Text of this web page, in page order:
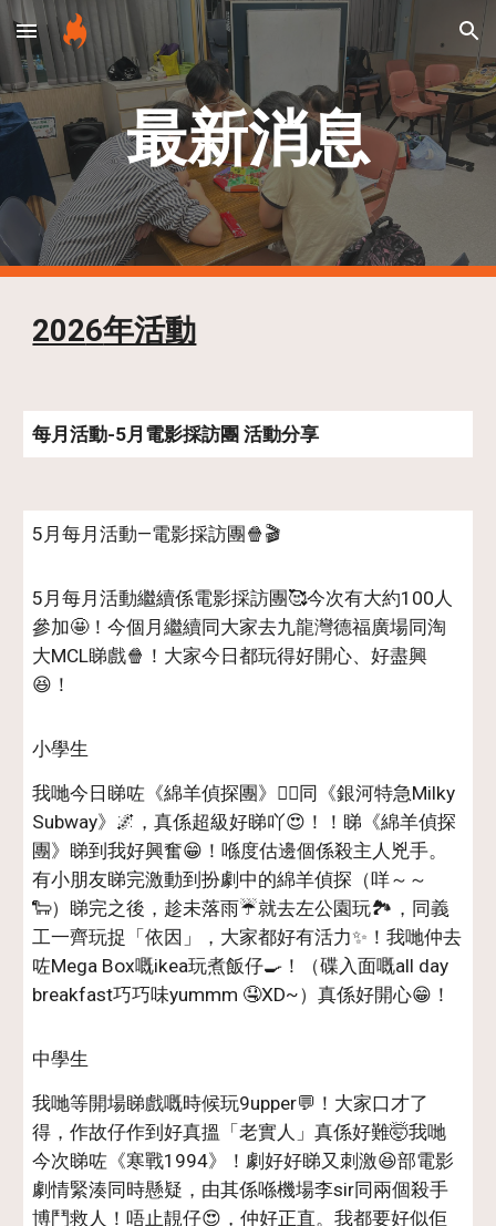
Skip to main content Skip to navigation
最新消息
2026年活動
每月活動-5月電影採訪團 活動分享
5月每月活動—電影採訪團🍿🎬
5月每月活動繼續係電影採訪團🥰今次有大約100人
參加🤩！今個月繼續同大家去九龍灣德福廣場同淘
大MCL睇戲🍿！大家今日都玩得好開心、好盡興
😆！
小學生
我哋今日睇咗《綿羊偵探團》🕵️‍♀️同《銀河特急Milky
Subway》🌌，真係超級好睇吖😍！！睇《綿羊偵探
團》睇到我好興奮😁！喺度估邊個係殺主人兇手。
有小朋友睇完激動到扮劇中的綿羊偵探（咩～～
🐑）睇完之後，趁未落雨☔️就去左公園玩🏞️，同義
工一齊玩捉「依因」，大家都好有活力✨！我哋仲去
咗Mega Box嘅ikea玩煮飯仔🍳！（碟入面嘅all day
breakfast巧巧味yummm 🤤XD~）真係好開心😁！
中學生
我哋等開場睇戲嘅時候玩9upper💬！大家口才了
得，作故仔作到好真搵「老實人」真係好難🤯我哋
今次睇咗《寒戰1994》！劇好好睇又刺激😆部電影
劇情緊湊同時懸疑，由其係喺機場李sir同兩個殺手
博鬥救人！唔止靚仔😍，仲好正直。我都要好似佢